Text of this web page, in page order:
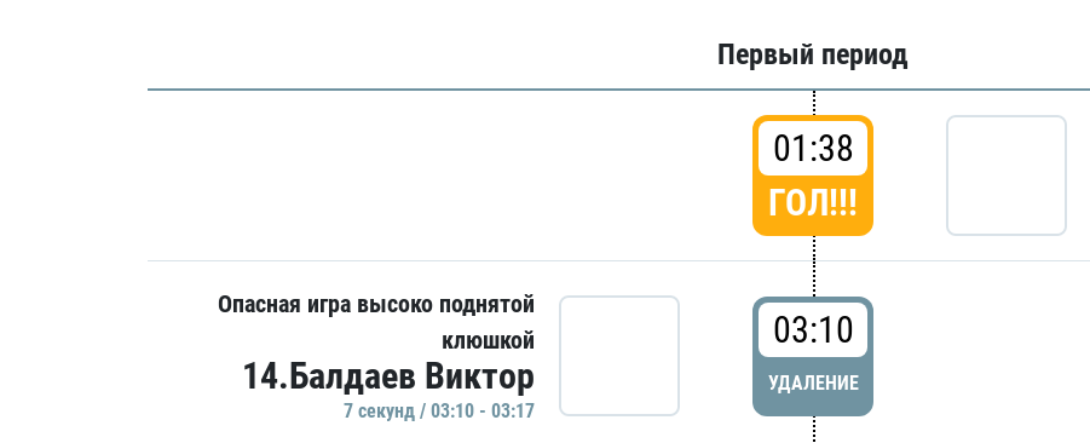
Первый период
01:38
ГОЛ!!!
Опасная игра высоко поднятой
клюшкой
14.Балдаев Виктор
7 секунд / 03:10 - 03:17
03:10
УДАЛЕНИЕ